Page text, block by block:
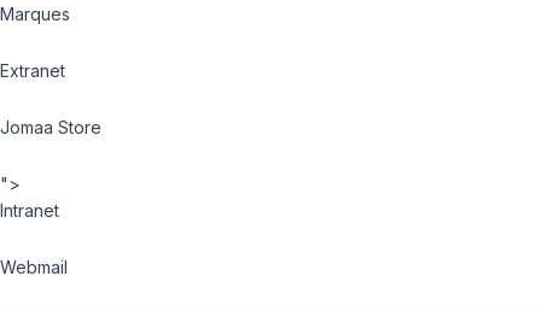
Marques
Extranet
Jomaa Store
">
Intranet
Webmail